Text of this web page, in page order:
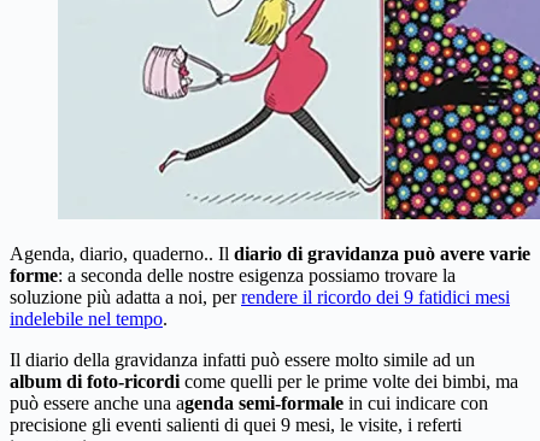
Agenda, diario, quaderno.. Il diario di gravidanza può avere varie
forme: a seconda delle nostre esigenza possiamo trovare la
soluzione più adatta a noi, perrendere il ricordo dei 9 fatidici mesi
indelebile nel tempo.
Il diario della gravidanza infatti può essere molto simile ad un
album di foto-ricordi come quelli per le prime volte dei bimbi, ma
può essere anche una agenda semi-formale in cui indicare con
precisione gli eventi salienti di quei 9 mesi, le visite, i referti